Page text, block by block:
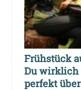
Frühstück
Du wirklich
perfekt